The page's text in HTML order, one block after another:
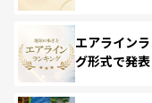
エアライン
グ形式で発表